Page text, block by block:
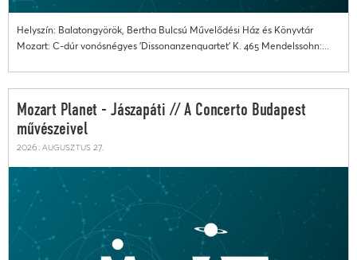
Helyszín: Balatongyörök, Bertha Bulcsú Művelődési Ház és Könyvtár
Mozart: C-dúr vonósnégyes 'Dissonanzenquartet' K. 465 Mendelssohn:...
Mozart Planet - Jászapáti // A Concerto Budapest
művészeivel
2026. augusztus 27.